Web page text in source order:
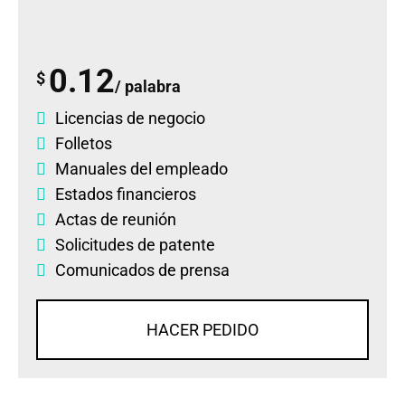
$ 0.12/ palabra
Licencias de negocio
Folletos
Manuales del empleado
Estados financieros
Actas de reunión
Solicitudes de patente
Comunicados de prensa
HACER PEDIDO